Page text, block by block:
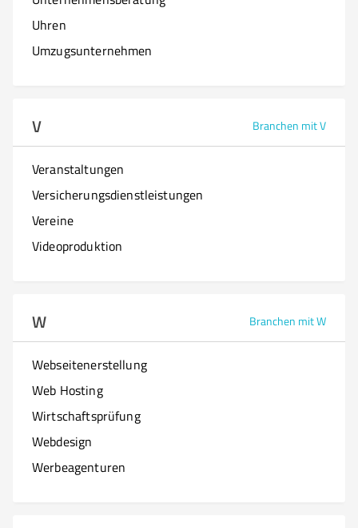
Uhren
Umzugsunternehmen
V Branchen mit V
Veranstaltungen
Versicherungsdienstleistungen
Vereine
Videoproduktion
W Branchen mit W
Webseitenerstellung
Web Hosting
Wirtschaftsprüfung
Webdesign
Werbeagenturen